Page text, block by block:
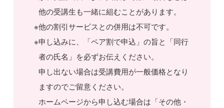
他の受講生も一緒に組むことがあります。
他の割引サービスとの併用は不可です。
申し込みに、「ペア割で申込」の旨と「同行
者の氏名」を必ずお伝えください。
申し出ない場合は受講費用が一般価格となり
ますのでご留意ください。
ホームページから申し込む場合は「その他・